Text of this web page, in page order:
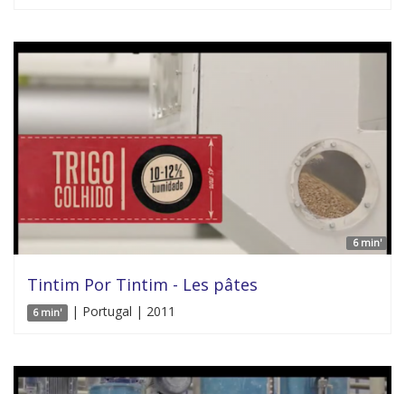
6 min'
Tintim Por Tintim - Les pâtes
6 min' | Portugal | 2011